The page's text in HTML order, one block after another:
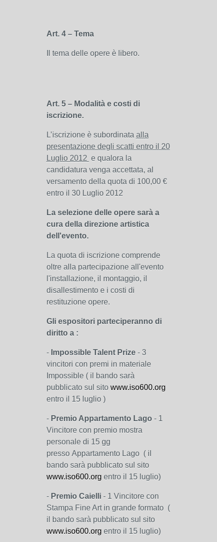
Art. 4 – Tema
Il tema delle opere è libero.
Art. 5 – Modalità e costi di
iscrizione.
L’iscrizione è subordinata alla
presentazione degli scatti entro il 20
Luglio 2012 e qualora la
candidatura venga accettata, al
versamento della quota di 100,00 €
entro il 30 Luglio 2012
La selezione delle opere sarà a
cura della direzione artistica
dell'evento.
La quota di iscrizione comprende
oltre alla partecipazione all'evento
l'installazione, il montaggio, il
disallestimento e i costi di
restituzione opere.
Gli espositori parteciperanno di
diritto a :
- Impossible Talent Prize- 3
vincitori con premi in materiale
Impossible ( il bando sarà
pubblicato sul sito www.iso600.org
entro il 15 luglio )
- Premio Appartamento Lago - 1
Vincitore con premio mostra
personale di 15 gg
presso Appartamento Lago ( il
bando sarà pubblicato sul sito
www.iso600.org entro il 15 luglio)
- Premio Caielli- 1 Vincitore con
Stampa Fine Art in grande formato (
il bando sarà pubblicato sul sito
www.iso600.org entro il 15 luglio)